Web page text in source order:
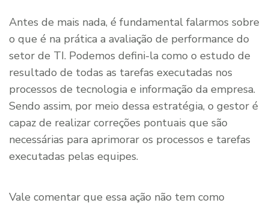
Antes de mais nada, é fundamental falarmos sobre
o que é na prática a avaliação de performance do
setor de TI. Podemos defini-la como o estudo de
resultado de todas as tarefas executadas nos
processos de tecnologia e informação da empresa.
Sendo assim, por meio dessa estratégia, o gestor é
capaz de realizar correções pontuais que são
necessárias para aprimorar os processos e tarefas
executadas pelas equipes.
Vale comentar que essa ação não tem como